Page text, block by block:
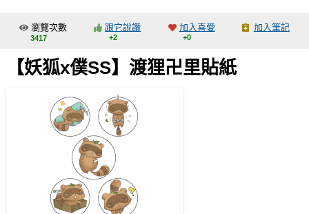
交流中心
攤位轉讓區
會員中心
註冊會員
登入
瀏覽次數
3417
跟它說讚
+2
加入喜愛
+0
加入筆記
【妖狐x僕SS】渡狸卍里貼紙